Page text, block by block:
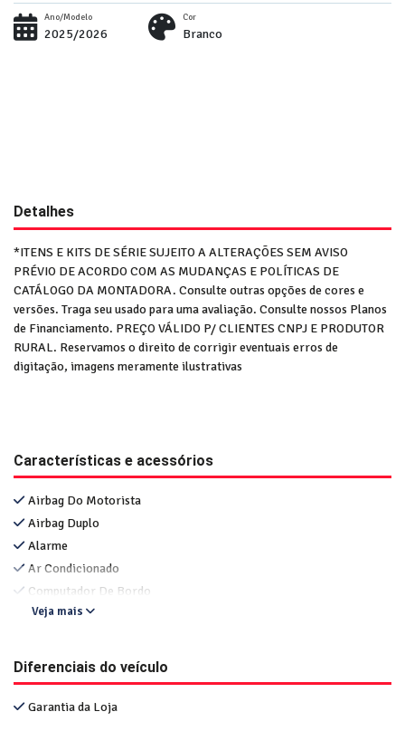
Ano/Modelo
2025/2026
Cor
Branco
Detalhes
*ITENS E KITS DE SÉRIE SUJEITO A ALTERAÇÕES SEM AVISO
PRÉVIO DE ACORDO COM AS MUDANÇAS E POLÍTICAS DE
CATÁLOGO DA MONTADORA. Consulte outras opções de cores e
versões. Traga seu usado para uma avaliação. Consulte nossos Planos
de Financiamento. PREÇO VÁLIDO P/ CLIENTES CNPJ E PRODUTOR
RURAL. Reservamos o direito de corrigir eventuais erros de
digitação, imagens meramente ilustrativas
Características e acessórios
Airbag Do Motorista
Airbag Duplo
Alarme
Ar Condicionado
Computador De Bordo
Veja mais
Diferenciais do veículo
Garantia da Loja